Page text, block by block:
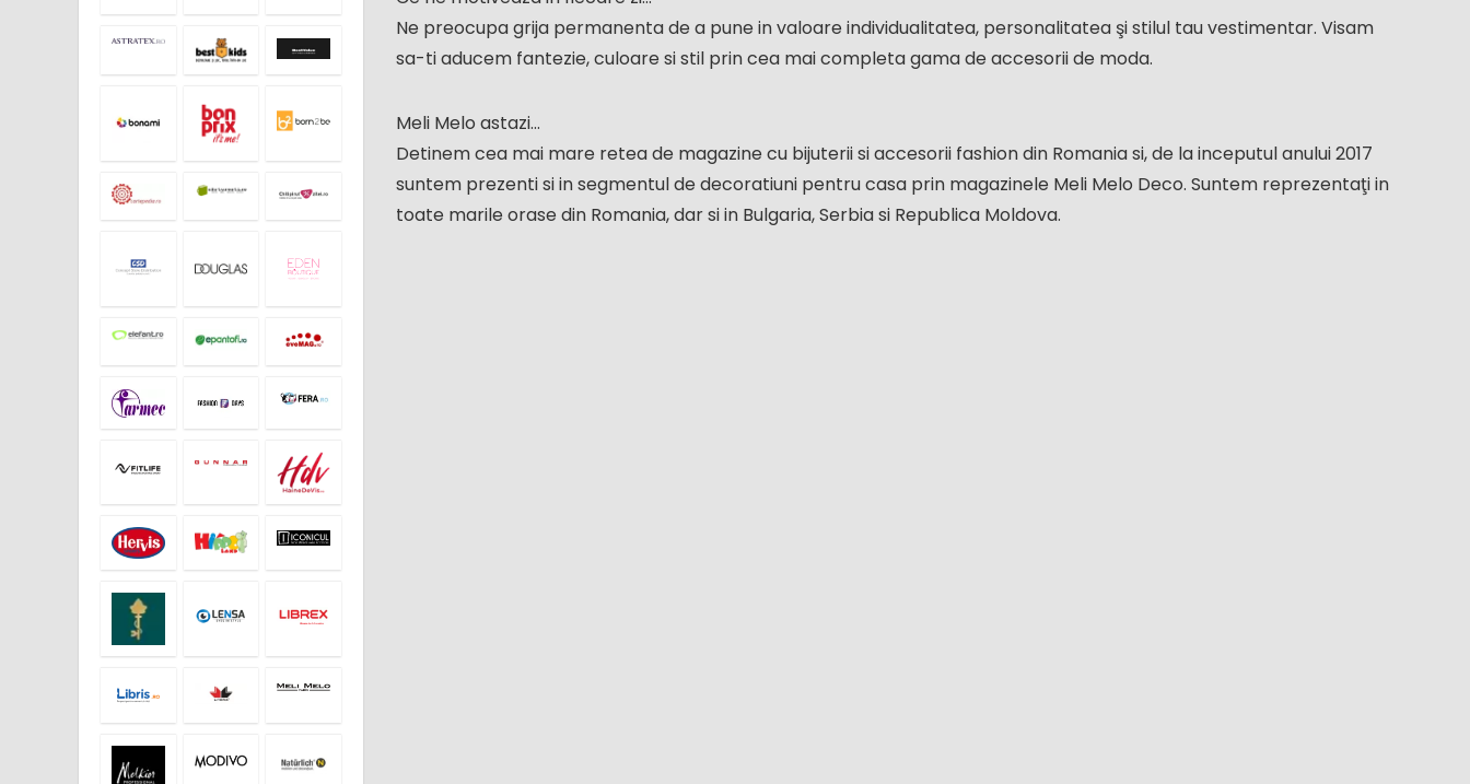
Ne preocupa grija permanenta de a pune in valoare individualitatea, personalitatea şi stilul tau vestimentar. Visam
sa-ti aducem fantezie, culoare si stil prin cea mai completa gama de accesorii de moda.
Meli Melo astazi...
Detinem cea mai mare retea de magazine cu bijuterii si accesorii fashion din Romania si, de la inceputul anului 2017
suntem prezenti si in segmentul de decoratiuni pentru casa prin magazinele Meli Melo Deco. Suntem reprezentaţi in
toate marile orase din Romania, dar si in Bulgaria, Serbia si Republica Moldova.